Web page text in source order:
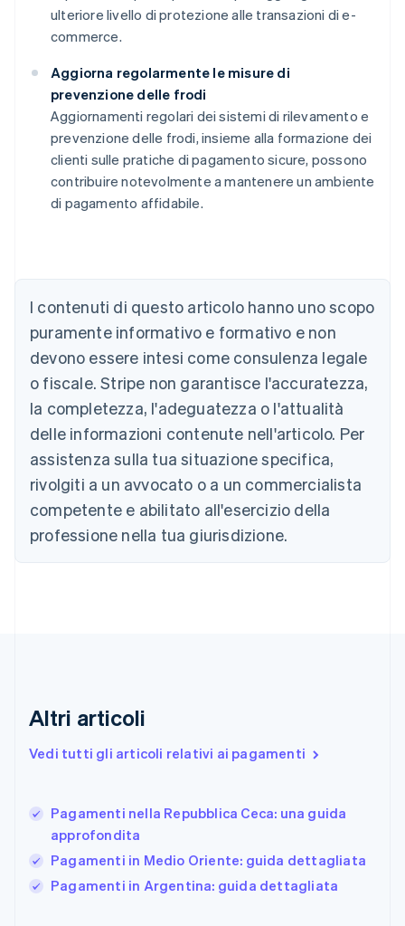
ulteriore livello di protezione alle transazioni di e-
commerce.
Aggiorna regolarmente le misure di
prevenzione delle frodi
Aggiornamenti regolari dei sistemi di rilevamento e
prevenzione delle frodi, insieme alla formazione dei
clienti sulle pratiche di pagamento sicure, possono
contribuire notevolmente a mantenere un ambiente
di pagamento affidabile.
I contenuti di questo articolo hanno uno scopo
puramente informativo e formativo e non
devono essere intesi come consulenza legale
o fiscale. Stripe non garantisce l'accuratezza,
la completezza, l'adeguatezza o l'attualità
delle informazioni contenute nell'articolo. Per
assistenza sulla tua situazione specifica,
rivolgiti a un avvocato o a un commercialista
competente e abilitato all'esercizio della
professione nella tua giurisdizione.
Altri articoli
Vedi tutti gli articoli relativi ai pagamenti
Pagamenti nella Repubblica Ceca: una guida
approfondita
Pagamenti in Medio Oriente: guida dettagliata
Pagamenti in Argentina: guida dettagliata
NederlandsFrançaisDeutschEnglish
Brasile
Bulgaria
English
Canada
English Français
Cina continentale
简体中文English
English
Croazia
English
Danimarca
English
FrançaisEnglish
DeutschEnglish
Gibilterra
English
Grecia
English
India
English